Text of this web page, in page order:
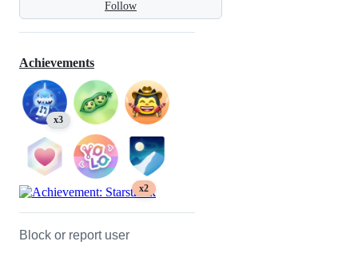
Follow
Achievements
x3
x2
Block or report user